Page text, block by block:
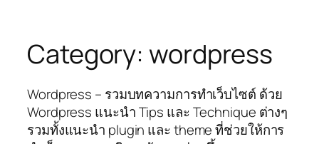
Category: wordpress
Wordpress – รวมบทความการทำเว็บไซต์ ด้วย
Wordpress แนะนำ Tips และ Technique ต่างๆ
รวมทั้งแนะนำ plugin และ theme ที่ช่วยให้การ